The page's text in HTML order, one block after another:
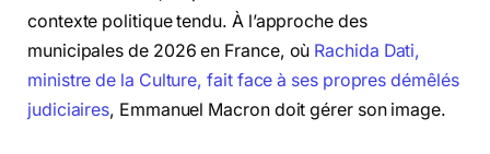
contexte politique tendu. À l’approche des
municipales de 2026 en France, où Rachida Dati,
ministre de la Culture, fait face à ses propres démêlés
judiciaires, Emmanuel Macron doit gérer son image.